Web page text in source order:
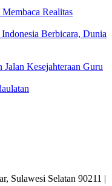
Realitas
Berbicara, Dunia
Kesejahteraan Guru
Sulawesi Selatan 90211 |